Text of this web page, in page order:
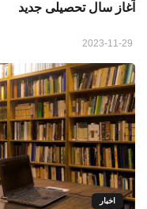
آغاز سال تحصیلی جدید
اخبار